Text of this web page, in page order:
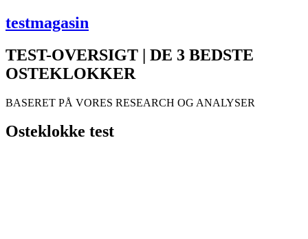
testmagasin
TEST-OVERSIGT | DE 3 BEDSTE
OSTEKLOKKER
BASERET PÅ VORES RESEARCH OG ANALYSER
Osteklokke test